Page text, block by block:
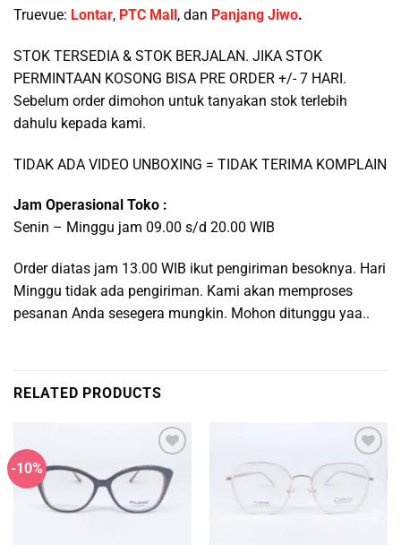
Truevue: Lontar, PTC Mall, dan Panjang Jiwo.
STOK TERSEDIA & STOK BERJALAN. JIKA STOK
PERMINTAAN KOSONG BISA PRE ORDER +/- 7 HARI.
Sebelum order dimohon untuk tanyakan stok terlebih
dahulu kepada kami.
TIDAK ADA VIDEO UNBOXING = TIDAK TERIMA KOMPLAIN
Jam Operasional Toko :
Senin – Minggu jam 09.00 s/d 20.00 WIB
Order diatas jam 13.00 WIB ikut pengiriman besoknya. Hari
Minggu tidak ada pengiriman. Kami akan memproses
pesanan Anda sesegera mungkin. Mohon ditunggu yaa..
RELATED PRODUCTS
-10%